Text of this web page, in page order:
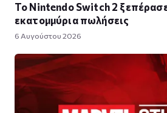
Το Nintendo Switch 2
εκατομμύρια πωλήσεις
6 Αυγούστου 2026